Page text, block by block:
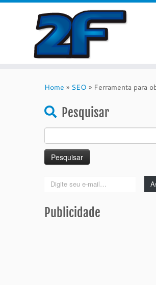
Home » SEO » Ferramenta para
Pesquisar
por:
Digite
mail…
Publicidade